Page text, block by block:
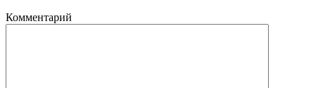
Комментарий